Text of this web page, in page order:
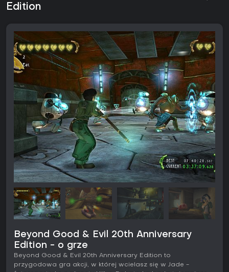
Edition
Beyond Good & Evil 20th Anniversary
Edition - o grze
Beyond Good & Evil 20th Anniversary Edition to
przygodowa gra akcji, w której wcielasz się w Jade -